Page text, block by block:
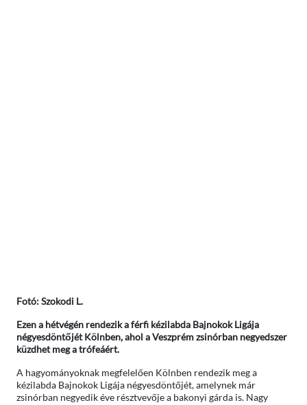
Fotó: Szokodi L.
Ezen a hétvégén rendezik a férfi kézilabda Bajnokok Ligája
négyesdöntőjét Kölnben, ahol a Veszprém zsinórban negyedszer
küzdhet meg a trófeáért.
A hagyományoknak megfelelően Kölnben rendezik meg a
kézilabda Bajnokok Ligája négyesdöntőjét, amelynek már
zsinórban negyedik éve résztvevője a bakonyi gárda is. Nagy